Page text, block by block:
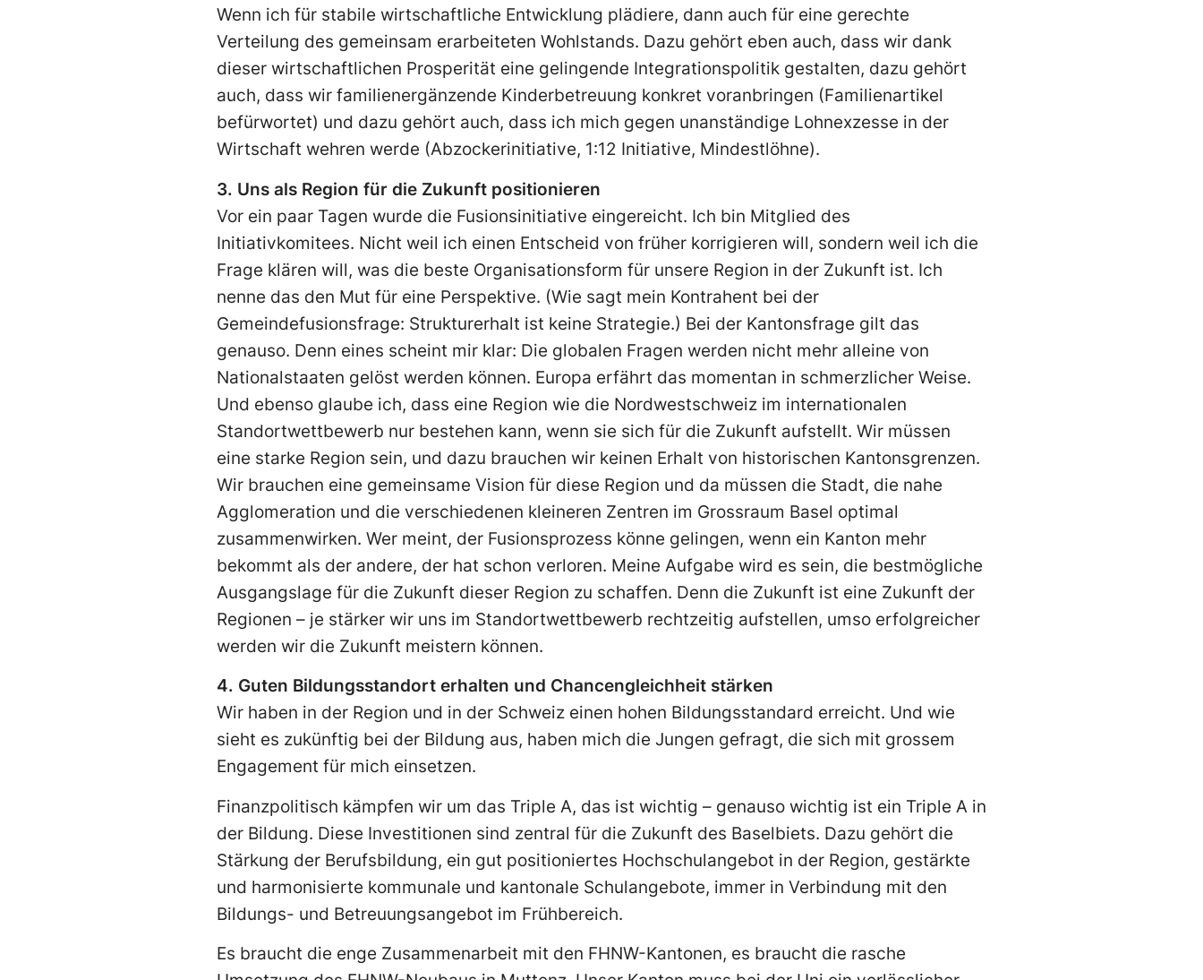
Wenn ich für stabile wirtschaftliche Entwicklung plädiere, dann auch für eine gerechte
Verteilung des gemeinsam erarbeiteten Wohlstands. Dazu gehört eben auch, dass wir dank
dieser wirtschaftlichen Prosperität eine gelingende Integrationspolitik gestalten, dazu gehört
auch, dass wir familienergän­zende Kinderbetreuung konkret voranbringen (Familienartikel
befürwortet) und dazu gehört auch, dass ich mich gegen unanständige Lohnexzesse in der
Wirtschaft wehren werde (Abzockerinitiative, 1:12 Initiative, Mindestlöhne).
3. Uns als Region für die Zukunft positionieren
Vor ein paar Tagen wurde die Fusionsinitiative eingereicht. Ich bin Mitglied des
Initiativkomitees. Nicht weil ich einen Entscheid von früher korrigieren will, sondern weil ich die
Frage klären will, was die beste Organisationsform für unsere Region in der Zukunft ist. Ich
nenne das den Mut für eine Perspek­tive. (Wie sagt mein Kontrahent bei der
Gemeindefusionsfrage: Strukturerhalt ist keine Strategie.) Bei der Kantonsfrage gilt das
genauso. Denn eines scheint mir klar: Die globalen Fragen werden nicht mehr alleine von
Nationalstaaten gelöst werden können. Europa erfährt das momentan in schmerzlicher Weise.
Und ebenso glaube ich, dass eine Region wie die Nordwestschweiz im interna­tionalen
Standortwettbewerb nur bestehen kann, wenn sie sich für die Zukunft aufstellt. Wir müssen
eine starke Region sein, und dazu brauchen wir keinen Erhalt von historischen Kantonsgrenzen.
Wir brauchen eine gemeinsame Vision für diese Region und da müssen die Stadt, die nahe
Agglomeration und die verschiedenen kleineren Zentren im Grossraum Basel optimal
zusammenwirken. Wer meint, der Fusionsprozess könne gelingen, wenn ein Kanton mehr
bekommt als der andere, der hat schon verloren. Meine Aufgabe wird es sein, die bestmögliche
Ausgangslage für die Zukunft dieser Region zu schaffen. Denn die Zukunft ist eine Zu­kunft der
Regio­nen – je stärker wir uns im Standortwettbewerb rechtzeitig aufstellen, umso erfolg­reicher
werden wir die Zukunft meistern können.
4. Guten Bildungsstandort erhalten und Chancengleichheit stärken
Wir haben in der Region und in der Schweiz einen hohen Bildungsstandard erreicht. Und wie
sieht es zukünftig bei der Bildung aus, haben mich die Jungen gefragt, die sich mit grossem
Engagement für mich einsetzen.
Finanzpolitisch kämpfen wir um das Triple A, das ist wichtig – genauso wichtig ist ein Triple A in
der Bildung. Diese Investitionen sind zentral für die Zukunft des Baselbiets. Dazu gehört die
Stärkung der Berufsbildung, ein gut positioniertes Hochschulangebot in der Region, gestärkte
und harmonisierte kommunale und kantonale Schulangebote, immer in Verbindung mit den
Bildungs- und Betreuungsangebot im Frühbereich.
Es braucht die enge Zusammenarbeit mit den FHNW-Kantonen, es braucht die rasche